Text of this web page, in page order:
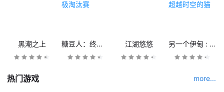
黑潮之上 糖豆人：终极淘汰赛 江湖悠悠 另一个伊甸 : 超越时空的猫
热门游戏 more...